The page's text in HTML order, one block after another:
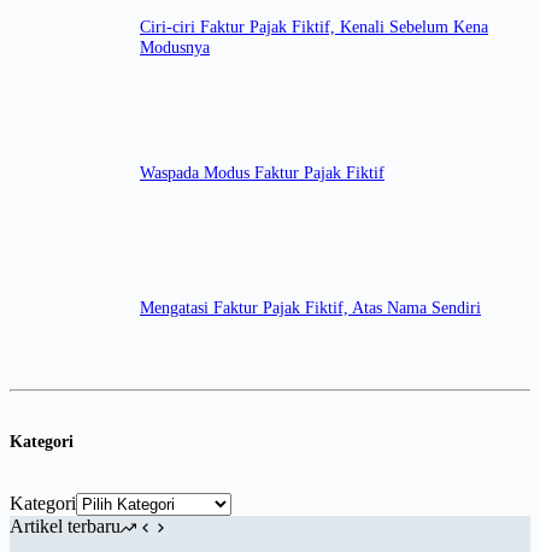
Ciri-ciri Faktur Pajak Fiktif, Kenali Sebelum Kena
Modusnya
Waspada Modus Faktur Pajak Fiktif
Mengatasi Faktur Pajak Fiktif, Atas Nama Sendiri
Kategori
Kategori
Artikel terbaru